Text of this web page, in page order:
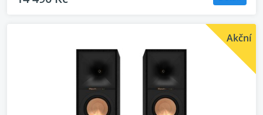
Rozměry: 13.98” (355mm) H x 10.04” (255mm) W x
Akční